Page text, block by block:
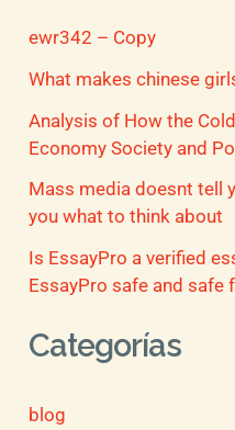
ewr342 – Copy
What makes chinese
Analysis of How the
Economy Society and
Mass media doesnt tell
you what to think about
Is EssayPro a verified
EssayPro safe and safe
Categorías
blog